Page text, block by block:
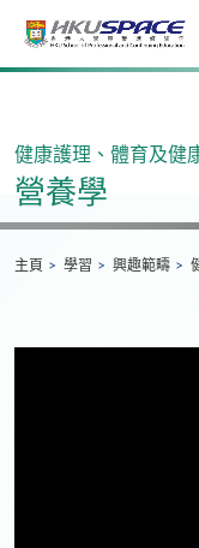
Main
健康護理、體育及健
營養學
主頁 學習 興趣範疇